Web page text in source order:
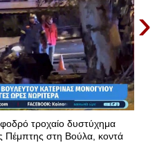
›
τροχαίο δυστύχημα
Πέμπτης στη Βούλα, κοντά